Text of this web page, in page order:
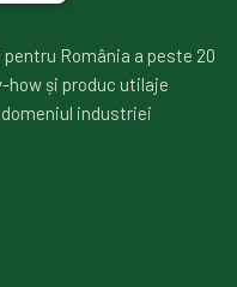
România a peste 20
how și produc utilaje
industriei